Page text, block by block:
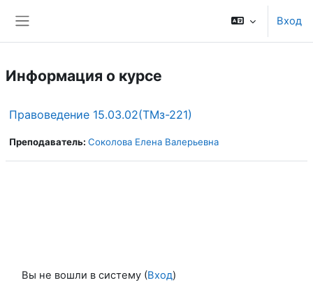
Вход
Информация о курсе
Правоведение 15.03.02(ТМз-221)
Преподаватель: Соколова Елена Валерьевна
Вы не вошли в систему (Вход)